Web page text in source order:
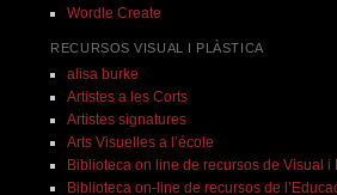
Wordle Create
RECURSOS VISUAL I PLÀSTICA
alisa burke
Artistes a les Corts
Artistes signatures
Arts Visuelles a l’école
Biblioteca on line de recursos de Visual i
Biblioteca on-line de recursos de